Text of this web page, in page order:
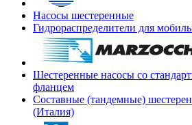
Насосы шестеренные
Гидрораспределители для
Шестеренные насосы со
фланцем
Составные (тандемные)
(Италия)